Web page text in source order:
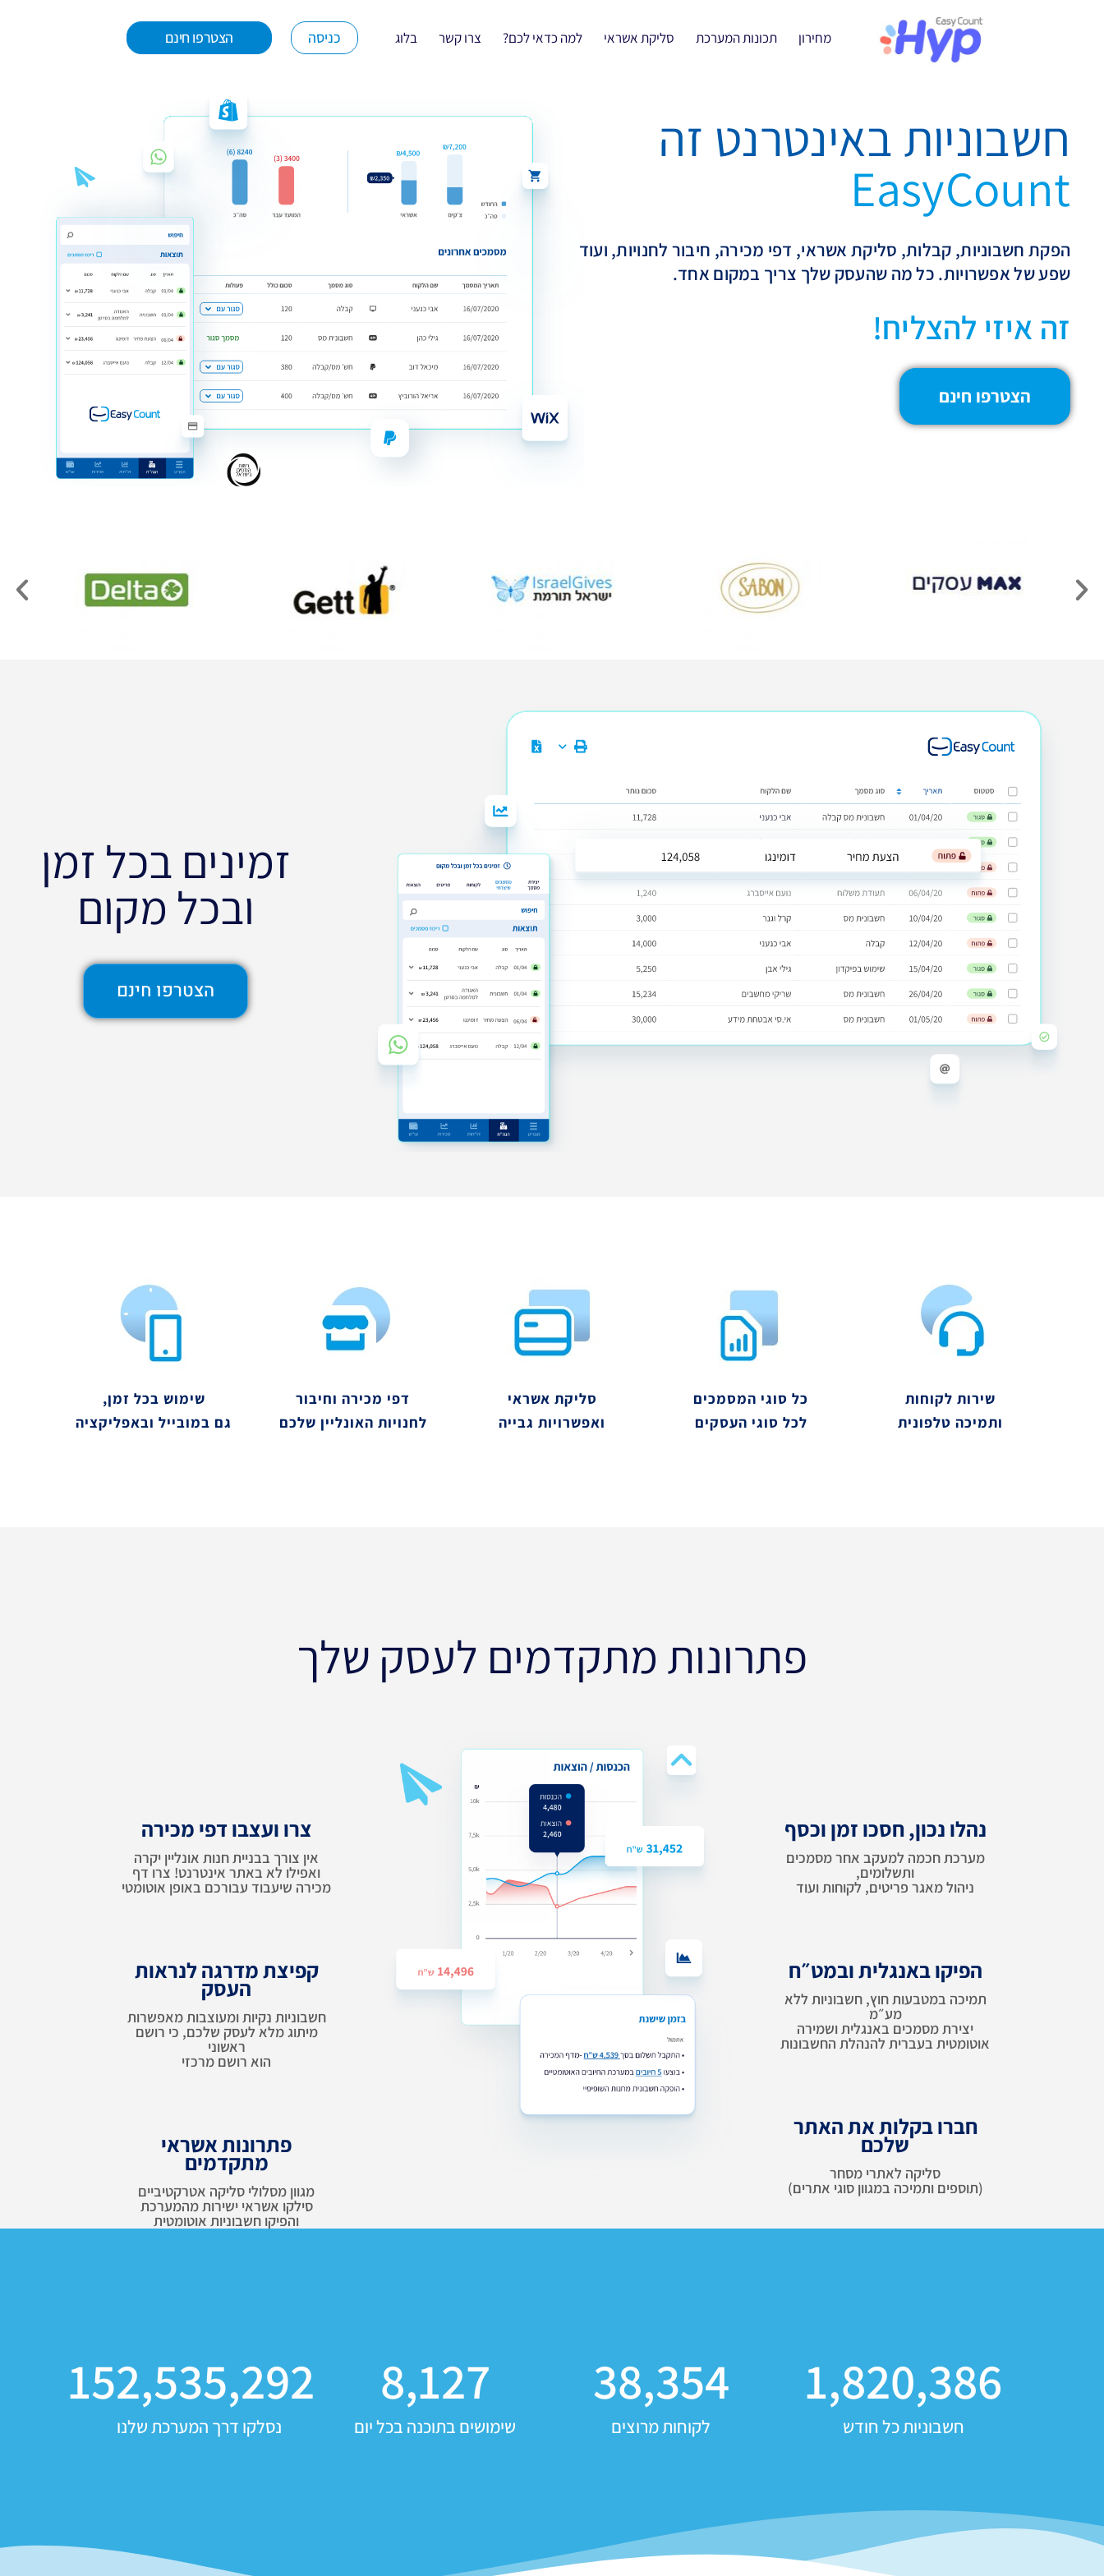
מחירון תכונות המערכת סליקת אשראי למה כדאי לכם? צרו קשר בלוג כניסה הצטרפו חינם
חשבוניות באינטרנט זה
EasyCount
הפקת חשבוניות, קבלות, סליקת אשראי, דפי מכירה, חיבור לחנויות, ועוד
שפע של אפשרויות. כל מה שהעסק שלך צריך במקום אחד.
זה איזי להצליח!
הצטרפו חינם
זמינים בכל זמן
ובכל מקום
הצטרפו חינם
שירות לקוחות
ותמיכה טלפונית
כל סוגי המסמכים
לכל סוגי העסקים
סליקת אשראי
ואפשרויות גבייה
דפי מכירה וחיבור
לחנויות האונליין שלכם
שימוש בכל זמן,
גם במובייל ובאפליקציה
פתרונות מתקדמים לעסק שלך
נהלו נכון, חסכו זמן וכסף
מערכת חכמה למעקב אחר מסמכים
ותשלומים,
ניהול מאגר פריטים, לקוחות ועוד
הפיקו באנגלית ובמט״ח
תמיכה במטבעות חוץ, חשבוניות ללא
מע״מ
יצירת מסמכים באנגלית ושמירה
אוטומטית בעברית להנהלת החשבונות
חברו בקלות את האתר
שלכם
סליקה לאתרי מסחר
(תוספים ותמיכה במגוון סוגי אתרים)
צרו ועצבו דפי מכירה
אין צורך בבניית חנות אונליין יקרה
ואפילו לא באתר אינטרנט! צרו דף
מכירה שיעבוד עבורכם באופן אוטומטי
קפיצת מדרגה לנראות
העסק
חשבוניות נקיות ומעוצבות מאפשרות
מיתוג מלא לעסק שלכם, כי רושם
ראשוני
הוא רושם מרכזי
פתרונות אשראי
מתקדמים
מגוון מסלולי סליקה אטרקטיביים
סילקו אשראי ישירות מהמערכת
והפיקו חשבוניות אוטומטית
חשבוניות כל חודש
1,820,386
לקוחות מרוצים
38,354
שימושים בתוכנה בכל יום
8,127
נסלקו דרך המערכת שלנו
152,535,292